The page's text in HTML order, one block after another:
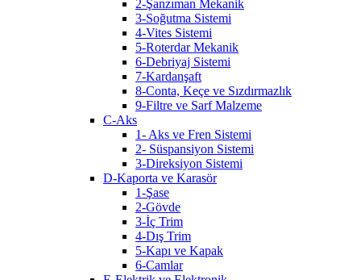
2-Şanzıman Mekanik
3-Soğutma Sistemi
4-Vites Sistemi
5-Roterdar Mekanik
6-Debriyaj Sistemi
7-Kardanşaft
8-Conta, Keçe ve Sızdırmazlık
9-Filtre ve Sarf Malzeme
C-Aks
1- Aks ve Fren Sistemi
2- Süspansiyon Sistemi
3-Direksiyon Sistemi
D-Kaporta ve Karasör
1-Şase
2-Gövde
3-İç Trim
4-Dış Trim
5-Kapı ve Kapak
6-Camlar